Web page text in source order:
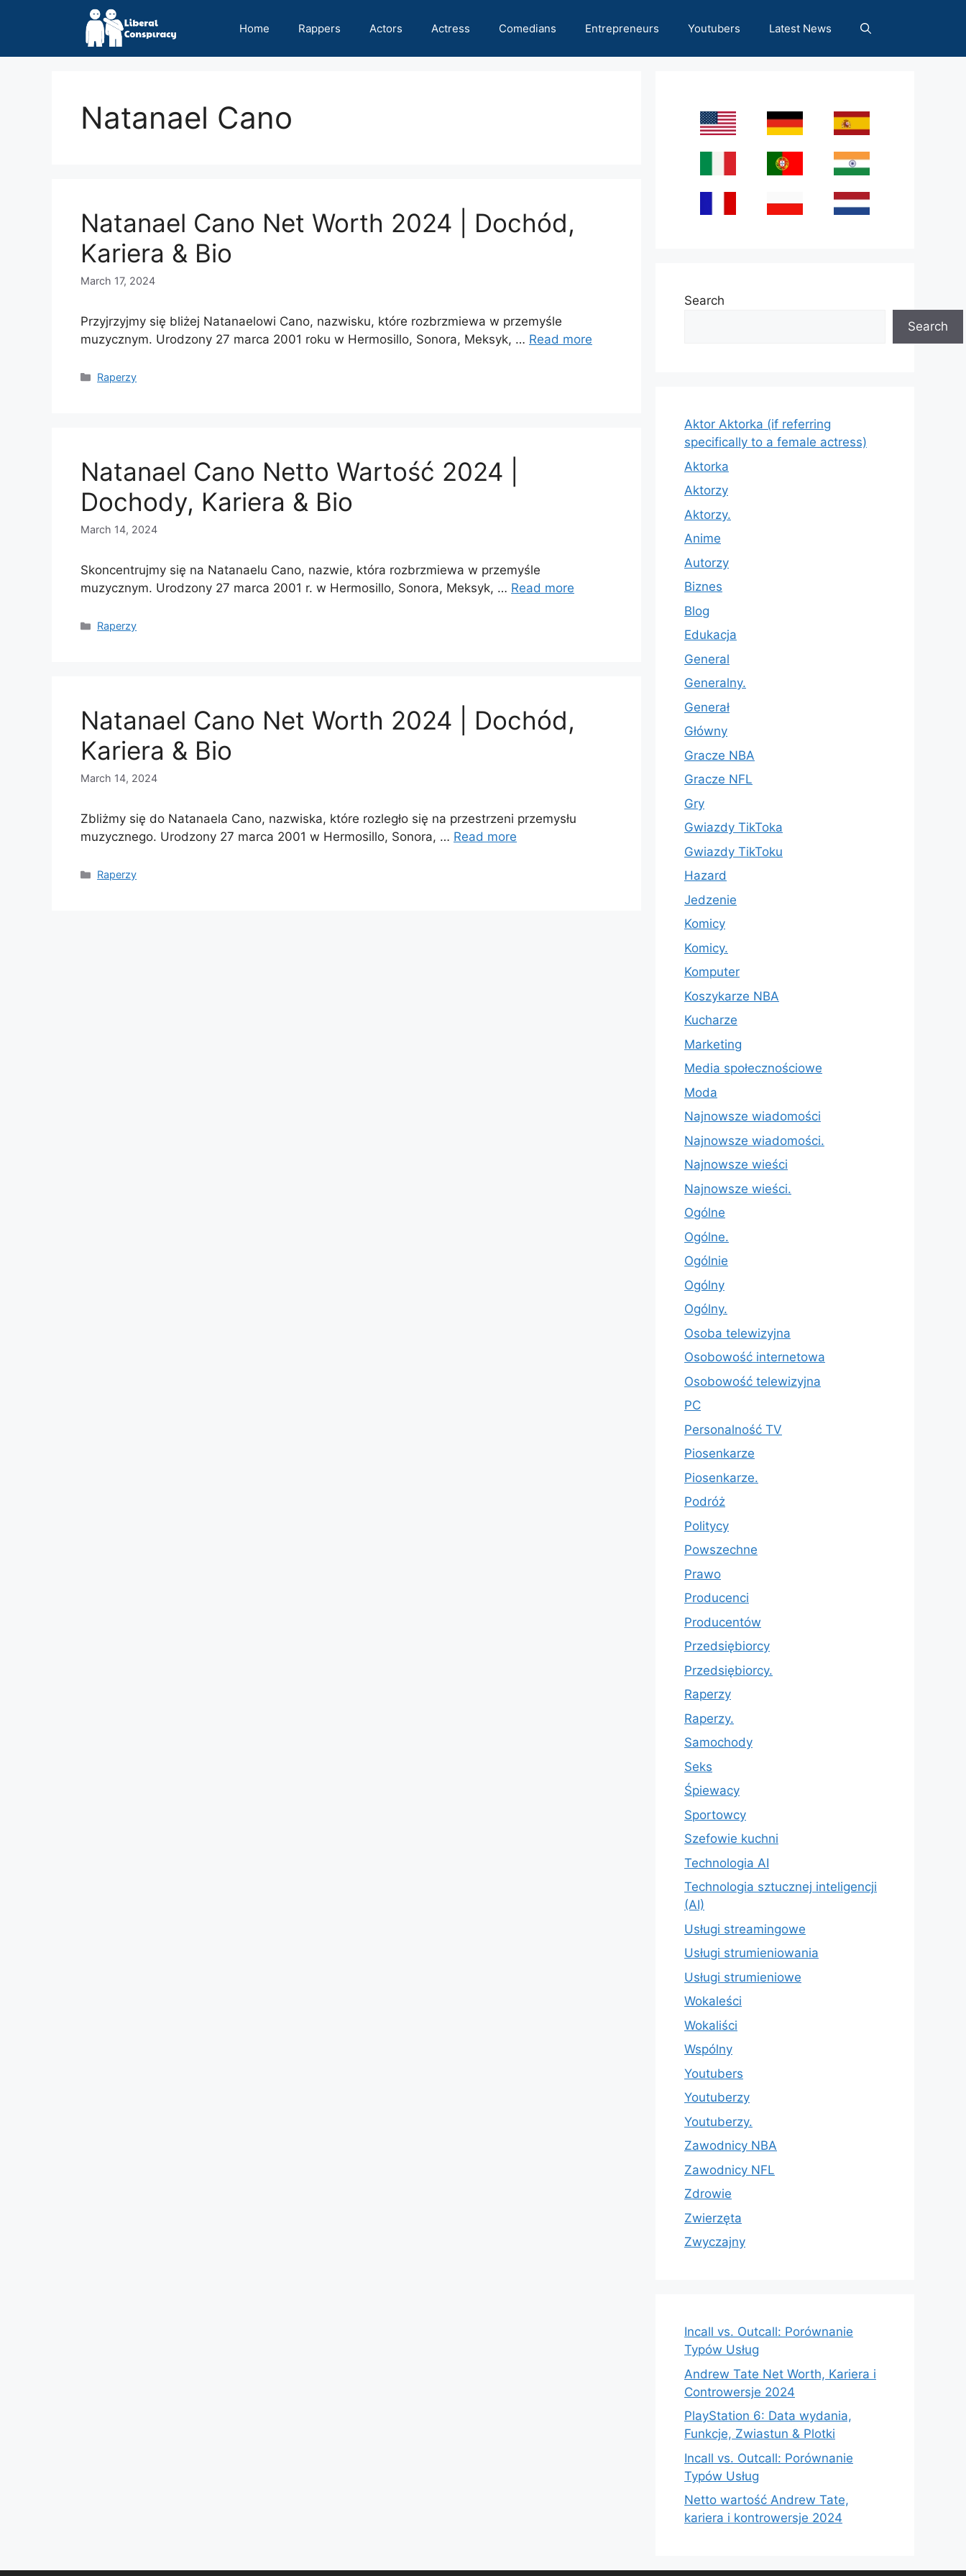
Home Rappers Actors Actress Comedians Entrepreneurs Youtubers Latest News
Natanael Cano
Natanael Cano Net Worth 2024 | Dochód,
Kariera & Bio
March 17, 2024
Przyjrzyjmy się bliżej Natanaelowi Cano, nazwisku, które rozbrzmiewa w przemyśle
muzycznym. Urodzony 27 marca 2001 roku w Hermosillo, Sonora, Meksyk, … Read more
Categories
Raperzy
Natanael Cano Netto Wartość 2024 |
Dochody, Kariera & Bio
March 14, 2024
Skoncentrujmy się na Natanaelu Cano, nazwie, która rozbrzmiewa w przemyśle
muzycznym. Urodzony 27 marca 2001 r. w Hermosillo, Sonora, Meksyk, … Read more
Categories
Raperzy
Natanael Cano Net Worth 2024 | Dochód,
Kariera & Bio
March 14, 2024
Zbliżmy się do Natanaela Cano, nazwiska, które rozległo się na przestrzeni przemysłu
muzycznego. Urodzony 27 marca 2001 w Hermosillo, Sonora, … Read more
Categories
Raperzy
Search
Search
Aktor Aktorka (if referring
specifically to a female actress)
Aktorka
Aktorzy
Aktorzy.
Anime
Autorzy
Biznes
Blog
Edukacja
General
Generalny.
Generał
Główny
Gracze NBA
Gracze NFL
Gry
Gwiazdy TikToka
Gwiazdy TikToku
Hazard
Jedzenie
Komicy
Komicy.
Komputer
Koszykarze NBA
Kucharze
Marketing
Media społecznościowe
Moda
Najnowsze wiadomości
Najnowsze wiadomości.
Najnowsze wieści
Najnowsze wieści.
Ogólne
Ogólne.
Ogólnie
Ogólny
Ogólny.
Osoba telewizyjna
Osobowość internetowa
Osobowość telewizyjna
PC
Personalność TV
Piosenkarze
Piosenkarze.
Podróż
Politycy
Powszechne
Prawo
Producenci
Producentów
Przedsiębiorcy
Przedsiębiorcy.
Raperzy
Raperzy.
Samochody
Seks
Śpiewacy
Sportowcy
Szefowie kuchni
Technologia AI
Technologia sztucznej inteligencji
(AI)
Usługi streamingowe
Usługi strumieniowania
Usługi strumieniowe
Wokaleści
Wokaliści
Wspólny
Youtubers
Youtuberzy
Youtuberzy.
Zawodnicy NBA
Zawodnicy NFL
Zdrowie
Zwierzęta
Zwyczajny
Incall vs. Outcall: Porównanie
Typów Usług
Andrew Tate Net Worth, Kariera i
Controwersje 2024
PlayStation 6: Data wydania,
Funkcje, Zwiastun & Plotki
Incall vs. Outcall: Porównanie
Typów Usług
Netto wartość Andrew Tate,
kariera i kontrowersje 2024